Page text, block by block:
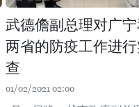
武德儋副总理对广
两省的防疫工作进
查
01/02/2021 02:00